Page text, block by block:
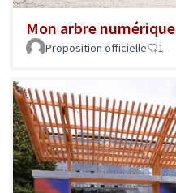
Mon arbre numérique
Proposition officielle 1